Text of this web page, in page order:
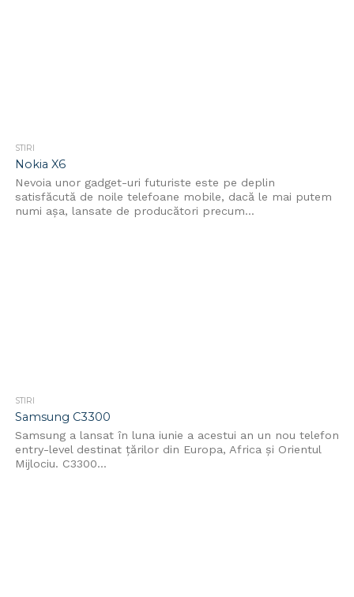
STIRI
Nokia X6
Nevoia unor gadget-uri futuriste este pe deplin
satisfăcută de noile telefoane mobile, dacă le mai putem
numi așa, lansate de producători precum...
STIRI
Samsung C3300
Samsung a lansat în luna iunie a acestui an un nou telefon
entry-level destinat țărilor din Europa, Africa și Orientul
Mijlociu. C3300...